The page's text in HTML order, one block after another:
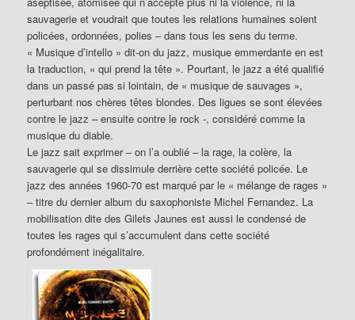
sauvagerie et voudrait que toutes les relations humaines soient
policées, ordonnées, polies – dans tous les sens du terme.
« Musique d’intello » dit-on du jazz, musique emmerdante en est
la traduction, « qui prend la tête ». Pourtant, le jazz a été qualifié
dans un passé pas si lointain, de « musique de sauvages »,
perturbant nos chères têtes blondes. Des ligues se sont élevées
contre le jazz – ensuite contre le rock -, considéré comme la
musique du diable.
Le jazz sait exprimer – on l’a oublié – la rage, la colère, la
sauvagerie qui se dissimule derrière cette société policée. Le
jazz des années 1960-70 est marqué par le « mélange de rages »
– titre du dernier album du saxophoniste Michel Fernandez. La
mobilisation dite des Gilets Jaunes est aussi le condensé de
toutes les rages qui s’accumulent dans cette société
profondément inégalitaire.